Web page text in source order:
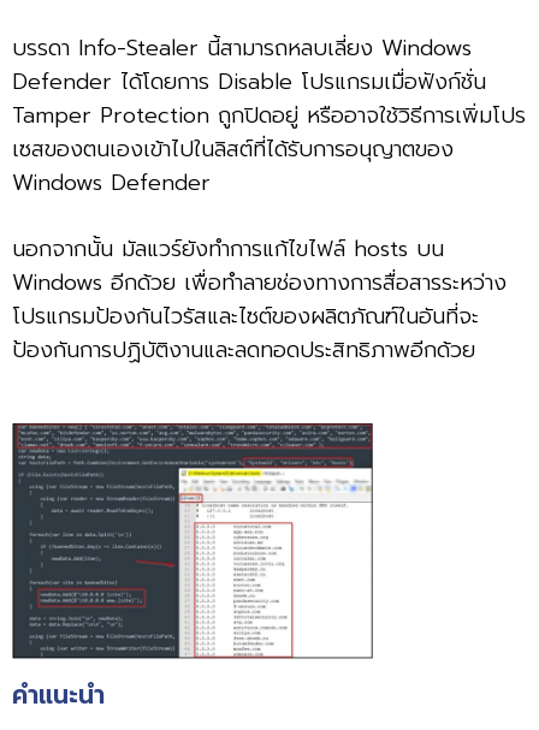
บรรดา Info-Stealer นี้สามารถหลบเลี่ยง Windows
Defender ได้โดยการ Disable โปรแกรมเมื่อฟังก์ชั่น
Tamper Protection ถูกปิดอยู่ หรืออาจใช้วิธีการเพิ่มโปร
เซสของตนเองเข้าไปในลิสต์ที่ได้รับการอนุญาตของ
Windows Defender
นอกจากนั้น มัลแวร์ยังทำการแก้ไขไฟล์ hosts บน
Windows อีกด้วย เพื่อทำลายช่องทางการสื่อสารระหว่าง
โปรแกรมป้องกันไวรัสและไซต์ของผลิตภัณฑ์ในอันที่จะ
ป้องกันการปฏิบัติงานและลดทอดประสิทธิภาพอีกด้วย
คำแนะนำ